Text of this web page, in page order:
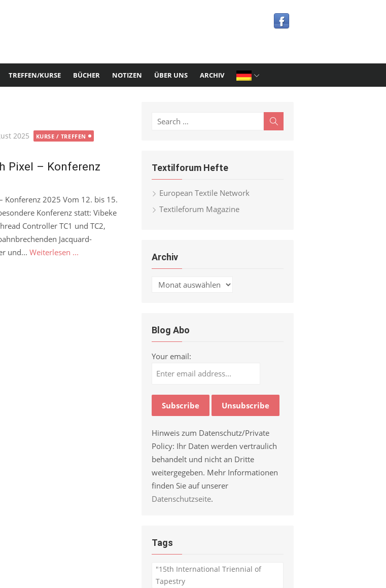
TREFFEN/KURSE BÜCHER NOTIZEN ÜBER UNS ARCHIV
2025
KURSE / TREFFEN
Pixel – Konferenz
Konferenz 2025 Vom 12. bis 15.
Konferenz statt: Vibeke
Controller TC1 und TC2,
Jacquard-
und... Weiterlesen ...
Search
Textilforum Hefte
European Textile Network
Textileforum Magazine
Archiv
Archiv
Blog Abo
Your email:
Hinweis zum Datenschutz/Private
Policy: Ihr Daten werden vertraulich
behandelt und nicht an Dritte
weitergegeben. Mehr Informationen
finden Sie auf unserer
Datenschutzseite.
Tags
"15th International Triennial of
Tapestry